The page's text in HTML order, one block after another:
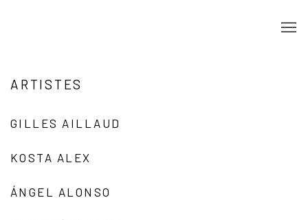
ARTISTES
GILLES AILLAUD
KOSTA ALEX
ÁNGEL ALONSO